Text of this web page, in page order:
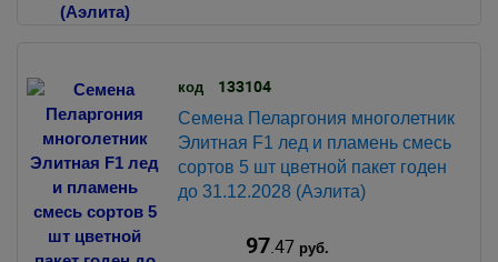
код 133104
Семена Пеларгония многолетник
Элитная F1 лед и пламень смесь
сортов 5 шт цветной пакет годен
до 31.12.2028 (Аэлита)
97.47 руб.